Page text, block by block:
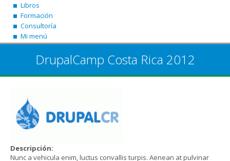
Libros
Formación
Consultoría
Mi menú
DrupalCamp Costa Rica 2012
Descripción:
Nunc a vehicula enim, luctus convallis turpis. Aenean at pulvinar